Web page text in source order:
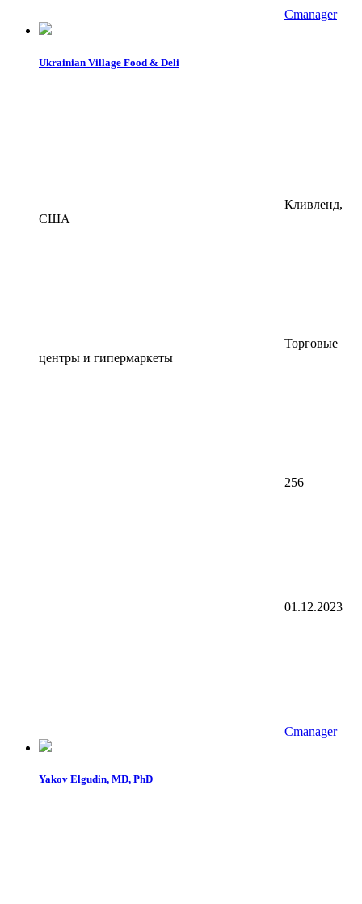
Cmanager
Ukrainian Village Food & Deli
Кливленд,
США
Торговые
центры и гипермаркеты
256
01.12.2023
Cmanager
Yakov Elgudin, MD, PhD